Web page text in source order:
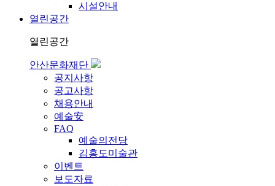
시설안내
열린공간
열린공간
안산문화재단
공지사항
공고사항
채용안내
예술安
FAQ
예술의전당
김홍도미술관
이벤트
보도자료